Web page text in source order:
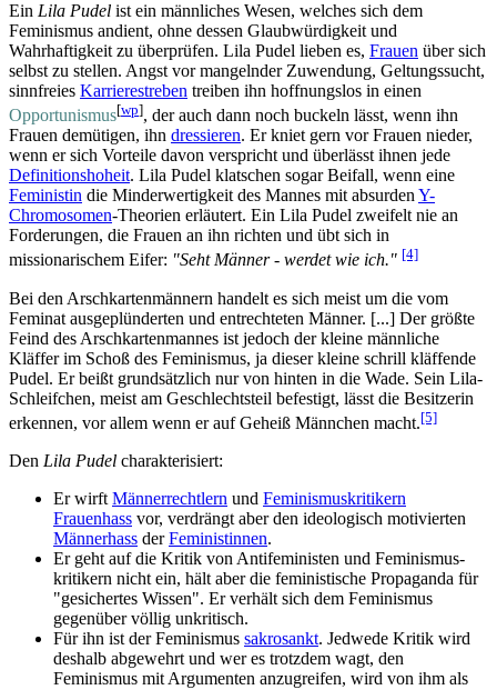
Ein Lila Pudel ist ein männliches Wesen, welches sich dem
Feminismus andient, ohne dessen Glaub­würdigkeit und
Wahrhaftigkeit zu überprüfen. Lila Pudel lieben es, Frauen über sich
selbst zu stellen. Angst vor mangelnder Zuwendung, Geltungs­sucht,
sinnfreies Karrierestreben treiben ihn hoffnungslos in einen
Opportunismus[wp], der auch dann noch buckeln lässt, wenn ihn
Frauen demütigen, ihn dressieren. Er kniet gern vor Frauen nieder,
wenn er sich Vorteile davon verspricht und überlässt ihnen jede
Definitions­hoheit. Lila Pudel klatschen sogar Beifall, wenn eine
Feministin die Minder­wertigkeit des Mannes mit absurdenY-
Chromosomen-Theorien erläutert. Ein Lila Pudel zweifelt nie an
Forderungen, die Frauen an ihn richten und übt sich in
missionarischem Eifer: "Seht Männer - werdet wie ich." [4]
Bei den Arsch­karten­männern handelt es sich meist um die vom
Feminat ausgeplünderten und entrechteten Männer. [...] Der größte
Feind des Arsch­karten­mannes ist jedoch der kleine männliche
Kläffer im Schoß des Feminismus, ja dieser kleine schrill kläffende
Pudel. Er beißt grundsätzlich nur von hinten in die Wade. Sein Lila-
Schleifchen, meist am Geschlechtsteil befestigt, lässt die Besitzerin
erkennen, vor allem wenn er auf Geheiß Männchen macht.[5]
Den Lila Pudel charakterisiert:
Er wirft Männerrechtlern und Feminismuskritikern
Frauenhass vor, verdrängt aber den ideologisch motivierten
Männerhass derFeministinnen.
Er geht auf die Kritik von Antifeministen und Feminismus­
kritikern nicht ein, hält aber die feministische Propaganda für
"gesichertes Wissen". Er verhält sich dem Feminismus
gegenüber völlig unkritisch.
Für ihn ist der Feminismus sakrosankt. Jedwede Kritik wird
deshalb abgewehrt und wer es trotzdem wagt, den
Feminismus mit Argumenten anzugreifen, wird von ihm als